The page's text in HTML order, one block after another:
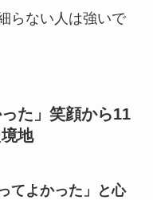
らない人は強いで
た」笑顔から11
地
てよかった」と心